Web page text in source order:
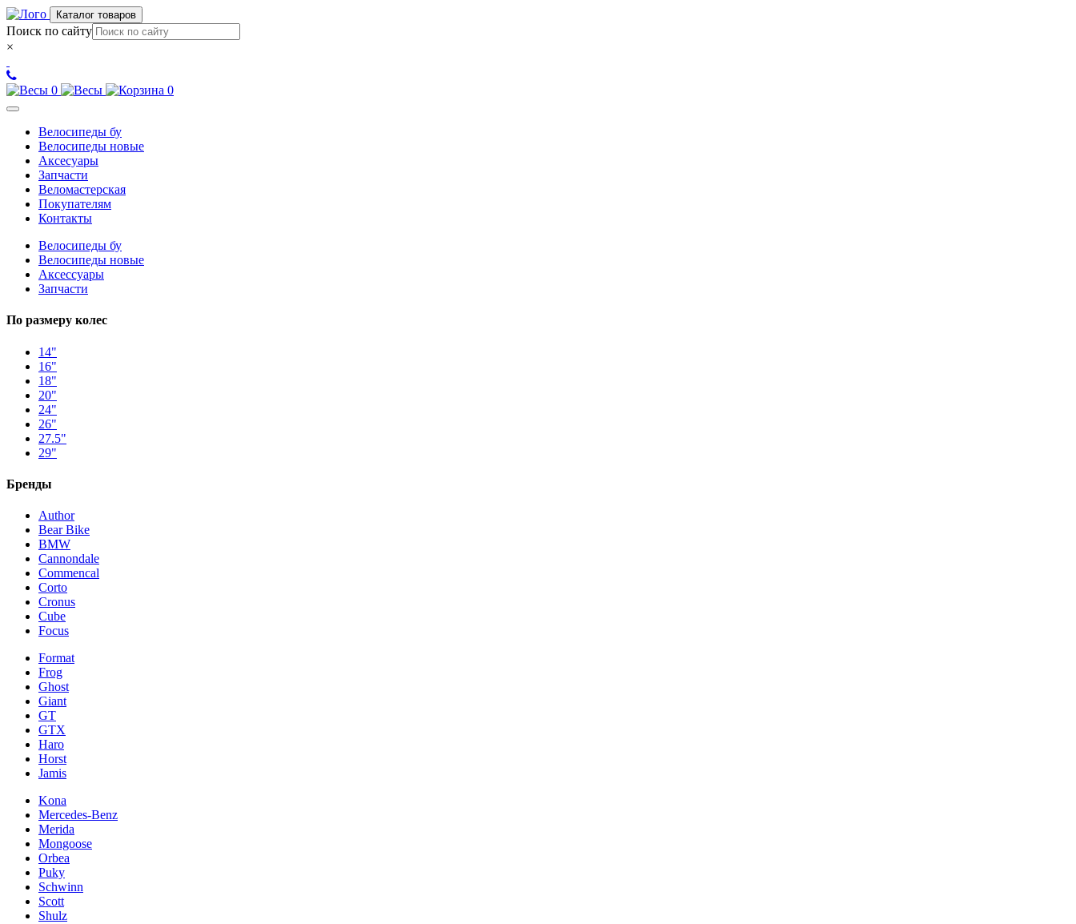
Каталог товаров
Поиск по сайту
×
0 0
Велосипеды бу
Велосипеды новые
Аксесуары
Запчасти
Веломастерская
Покупателям
Контакты
Велосипеды бу
Велосипеды новые
Аксессуары
Запчасти
По размеру колес
14"
16"
18"
20"
24"
26"
27.5"
29"
Бренды
Author
Bear Bike
BMW
Cannondale
Commencal
Corto
Cronus
Cube
Focus
Format
Frog
Ghost
Giant
GT
GTX
Haro
Horst
Jamis
Kona
Mercedes-Benz
Merida
Mongoose
Orbea
Puky
Schwinn
Scott
Shulz